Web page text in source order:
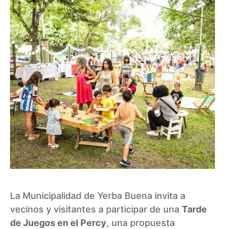
La Municipalidad de Yerba Buena invita a
vecinos y visitantes a participar de una Tarde
de Juegos en el Percy, una propuesta